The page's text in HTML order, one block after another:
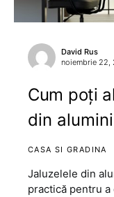
David Rus
noiembrie 22,
Cum poți
din
CASA SI GRADINA
Jaluzelele din
practică pentru